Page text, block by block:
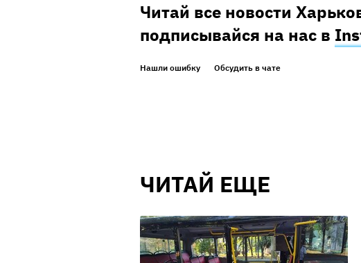
Читай все новости
подписывайся на нас в
Нашли ошибку Обсудить в чате
ЧИТАЙ ЕЩЕ